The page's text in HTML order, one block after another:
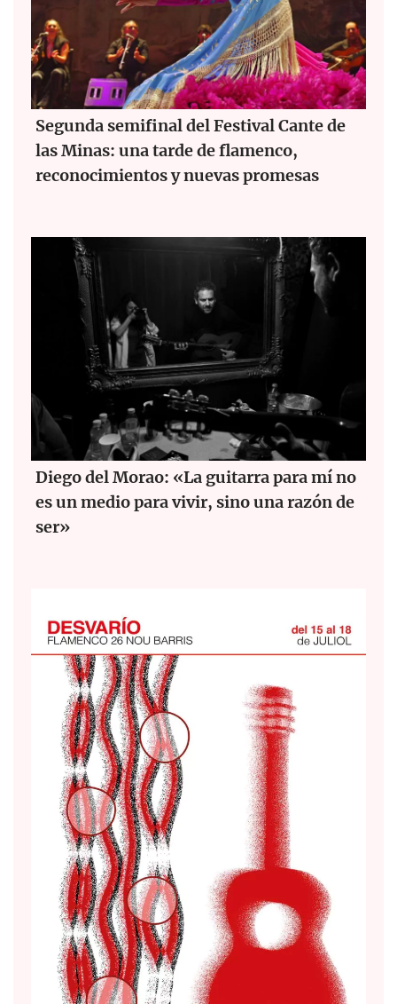
Segunda semifinal del Festival Cante de
las Minas: una tarde de flamenco,
reconocimientos y nuevas promesas
Diego del Morao: «La guitarra para mí no
es un medio para vivir, sino una razón de
ser»